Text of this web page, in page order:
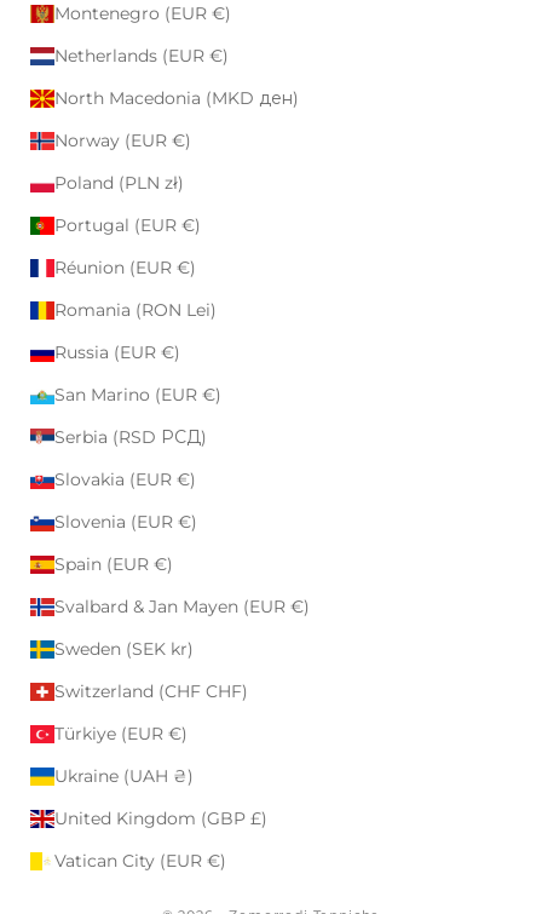
Montenegro (EUR €)
Netherlands (EUR €)
North Macedonia (MKD ден)
Norway (EUR €)
Poland (PLN zł)
Portugal (EUR €)
Réunion (EUR €)
Romania (RON Lei)
Russia (EUR €)
San Marino (EUR €)
Serbia (RSD РСД)
Slovakia (EUR €)
Slovenia (EUR €)
Spain (EUR €)
Svalbard & Jan Mayen (EUR €)
Sweden (SEK kr)
Switzerland (CHF CHF)
Türkiye (EUR €)
Ukraine (UAH ₴)
United Kingdom (GBP £)
Vatican City (EUR €)